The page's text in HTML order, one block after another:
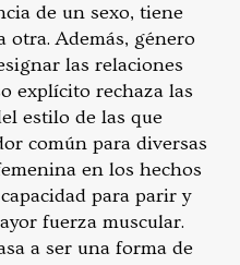
de un sexo, tiene
otra. Además, género
las relaciones
explícito rechaza las
estilo de las que
común para diversas
en los hechos
para parir y
fuerza muscular.
a ser una forma de